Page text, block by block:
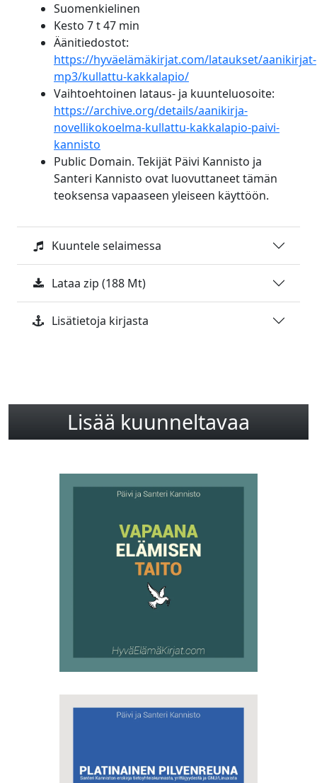
Suomenkielinen
Kesto 7 t 47 min
Äänitiedostot:
https://hyväelämäkirjat.com/lataukset/aanikirjat-
mp3/kullattu-kakkalapio/
Vaihtoehtoinen lataus- ja kuunteluosoite:
https://archive.org/details/aanikirja-
novellikokoelma-kullattu-kakkalapio-paivi-
kannisto
Public Domain. Tekijät Päivi Kannisto ja
Santeri Kannisto ovat luovuttaneet tämän
teoksensa vapaaseen yleiseen käyttöön.
Kuuntele selaimessa
Lataa zip (188 Mt)
Lisätietoja kirjasta
Lisää kuunneltavaa